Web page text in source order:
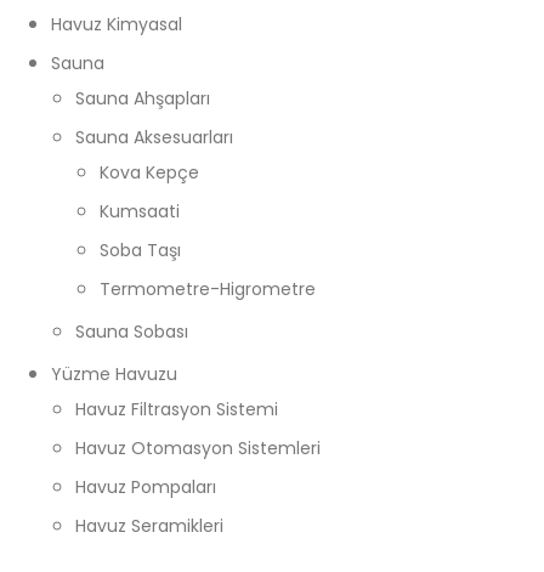
Havuz Kimyasal
Sauna
Sauna Ahşapları
Sauna Aksesuarları
Kova Kepçe
Kumsaati
Soba Taşı
Termometre-Higrometre
Sauna Sobası
Yüzme Havuzu
Havuz Filtrasyon Sistemi
Havuz Otomasyon Sistemleri
Havuz Pompaları
Havuz Seramikleri